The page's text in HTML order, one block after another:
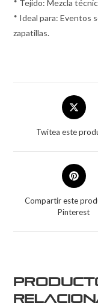
* Tejido: Mezcla
* Ideal para: Eventos
zapatillas.
Twitea este
Compartir este
Pinterest